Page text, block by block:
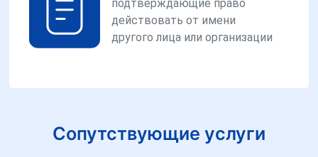
подтверждающие право
действовать от имени
другого лица или организации
Сопутствующие услуги